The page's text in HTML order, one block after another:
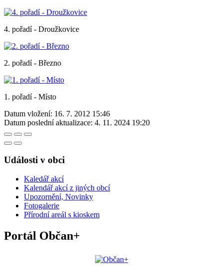
4. pořadí - Droužkovice
2. pořadí - Březno
1. pořadí - Místo
Datum vložení: 16. 7. 2012 15:46
Datum poslední aktualizace: 4. 11. 2024 19:20
Události v obci
Kaledář akcí
Kalendář akcí z jiných obcí
Upozornění, Novinky
Fotogalerie
Přírodní areál s kioskem
Portál Občan+